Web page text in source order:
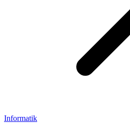
Informatik